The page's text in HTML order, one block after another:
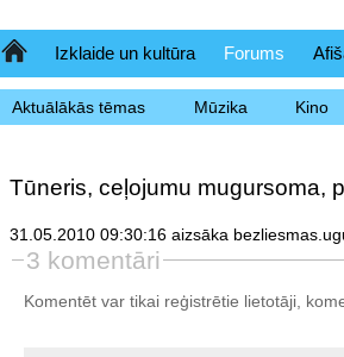
SākumlapaIzklaide un kultūra Forums
Aktuālākās tēmas Mūzika Kino
Tūneris, ceļojumu mugursoma,
31.05.2010 09:30:16 aizsāka
3 komentāri
Komentēt var tikai reģistrētie lietotāji,